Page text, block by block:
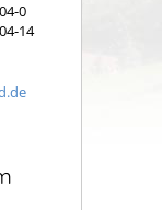
0
14